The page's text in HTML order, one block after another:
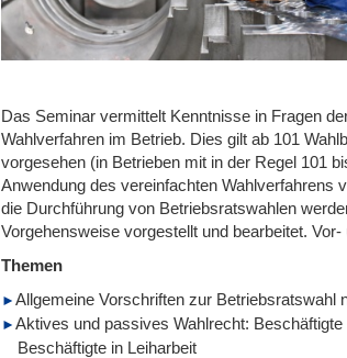
Das Seminar vermittelt Kenntnisse in Fragen
Wahlverfahren im Betrieb. Dies gilt ab 101
vorgesehen (in Betrieben mit in der Regel 101
Anwendung des vereinfachten Wahlverfahrens
die Durchführung von Betriebsratswahlen
Vorgehensweise vorgestellt und bearbeitet.
Themen
Allgemeine Vorschriften zur Betriebsratswahl
Aktives und passives Wahlrecht:
Beschäftigte in Leiharbeit